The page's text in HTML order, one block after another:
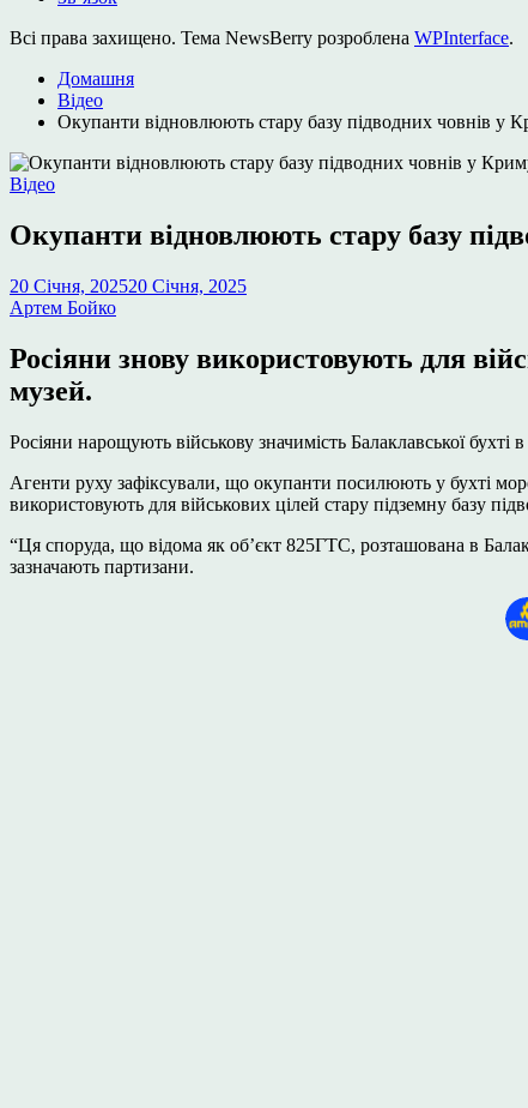
Всі права захищено. Тема NewsBerry розроблена WPInterface.
Домашня
Відео
Окупанти відновлюють стару базу підводних човнів
Опублікувати
Відео
Окупанти відновлюють стару базу
20 Січня, 202520 Січня, 2025
Артем Бойко
Росіяни знову використовують для
музей.
Росіяни нарощують військову значимість Балаклавської
Агенти руху зафіксували, що окупанти посилюють у бухті
використовують для військових цілей стару підземну базу
“Ця споруда, що відома як об’єкт 825ГТС, розташована в
зазначають партизани.